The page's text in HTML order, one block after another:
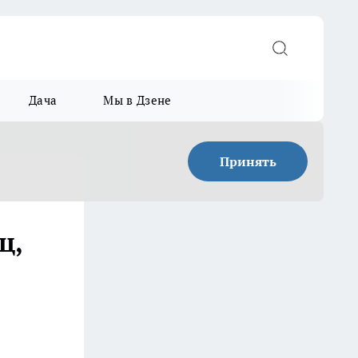
Дача Мы в Дзене
Принять